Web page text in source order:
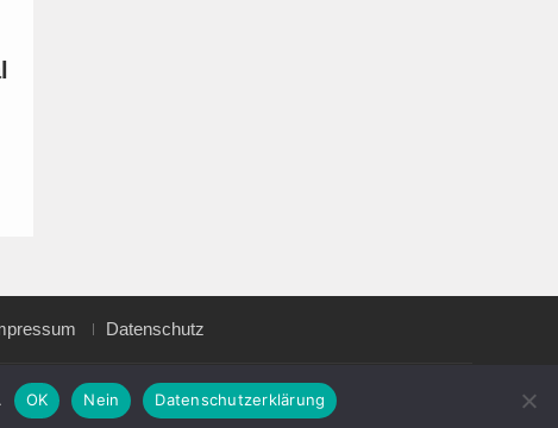
Datenschutz
Magazine Point by
OK Nein Datenschutzerklärung